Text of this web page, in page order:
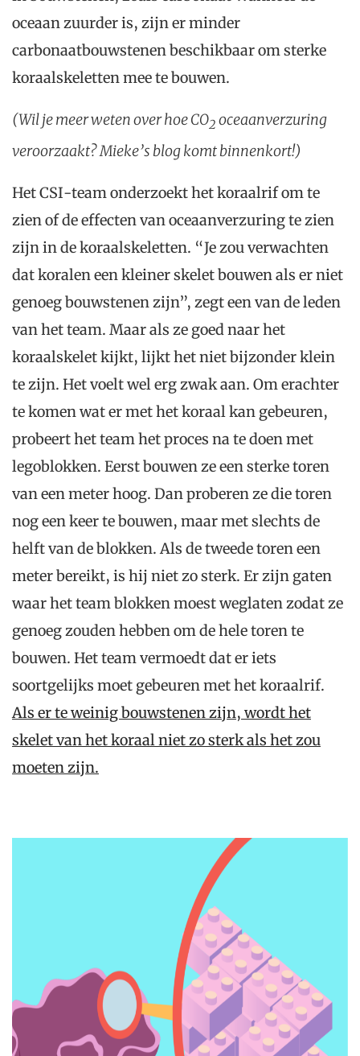
oceaan zuurder is, zijn er minder
carbonaatbouwstenen beschikbaar om sterke
koraalskeletten mee te bouwen.
(Wil je meer weten over hoe CO2 oceaanverzuring
veroorzaakt? Mieke’s blog komt binnenkort!)
Het CSI-team onderzoekt het koraalrif om te
zien of de effecten van oceaanverzuring te zien
zijn in de koraalskeletten. “Je zou verwachten
dat koralen een kleiner skelet bouwen als er niet
genoeg bouwstenen zijn”, zegt een van de leden
van het team. Maar als ze goed naar het
koraalskelet kijkt, lijkt het niet bijzonder klein
te zijn. Het voelt wel erg zwak aan. Om erachter
te komen wat er met het koraal kan gebeuren,
probeert het team het proces na te doen met
legoblokken. Eerst bouwen ze een sterke toren
van een meter hoog. Dan proberen ze die toren
nog een keer te bouwen, maar met slechts de
helft van de blokken. Als de tweede toren een
meter bereikt, is hij niet zo sterk. Er zijn gaten
waar het team blokken moest weglaten zodat ze
genoeg zouden hebben om de hele toren te
bouwen. Het team vermoedt dat er iets
soortgelijks moet gebeuren met het koraalrif.
Als er te weinig bouwstenen zijn, wordt het
skelet van het koraal niet zo sterk als het zou
moeten zijn.